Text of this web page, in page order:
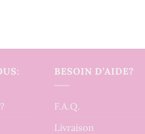
BESOIN D’AIDE?
F.A.Q.
Livraison